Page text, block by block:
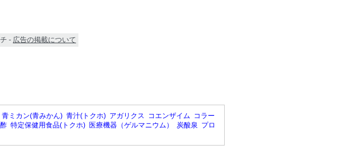
- 広告の掲載について
青ミカン(青みかん) 青汁(トクホ) アガリクス コエンザイム コラー
特定保健用食品(トクホ) 医療機器（ゲルマニウム） 炭酸泉 プロ